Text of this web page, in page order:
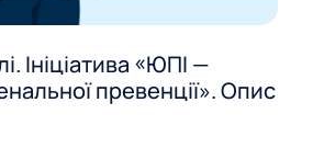
Ініціатива «ЮПІ —
превенції». Опис